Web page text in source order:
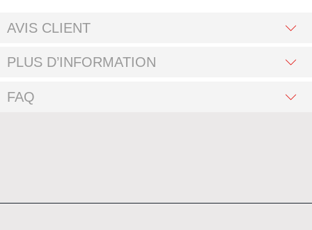
AVIS CLIENT
PLUS D’INFORMATION
FAQ